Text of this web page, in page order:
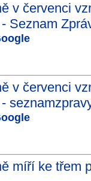
v červenci
Seznam
v červenci
míří ke třem